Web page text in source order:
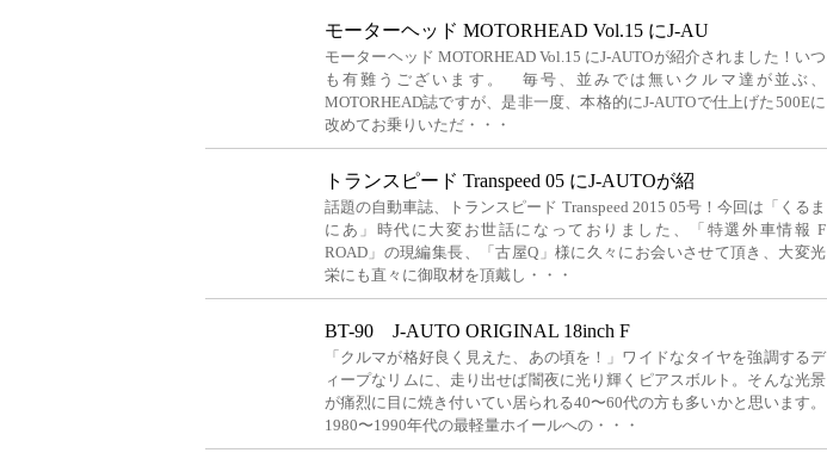
モーターヘッド MOTORHEAD Vol.15 にJ-AU
モーターヘッド MOTORHEAD Vol.15 にJ-AUTOが紹介されました！いつ
も有難うございます。 毎号、並みでは無いクルマ達が並ぶ、
MOTORHEAD誌ですが、是非一度、本格的にJ-AUTOで仕上げた500Eに
改めてお乗りいただ・・・
トランスピード Transpeed 05 にJ-AUTOが紹
話題の自動車誌、トランスピード Transpeed 2015 05号！今回は「くるま
にあ」時代に大変お世話になっておりました、「特選外車情報 F
ROAD」の現編集長、「古屋Q」様に久々にお会いさせて頂き、大変光
栄にも直々に御取材を頂戴し・・・
BT-90 J-AUTO ORIGINAL 18inch F
「クルマが格好良く見えた、あの頃を！」ワイドなタイヤを強調するデ
ィープなリムに、走り出せば闇夜に光り輝くピアスボルト。そんな光景
が痛烈に目に焼き付いてい居られる40〜60代の方も多いかと思います。
1980〜1990年代の最軽量ホイールへの・・・